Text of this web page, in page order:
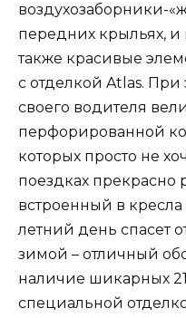
воздухозаборники-
передних крыльях,
также красивые
с отделкой Atlas. При
своего водителя
перфорированной
которых просто не
поездках прекрасно
встроенный в
летний день спасет
зимой – отличный
наличие шикарных
специальной